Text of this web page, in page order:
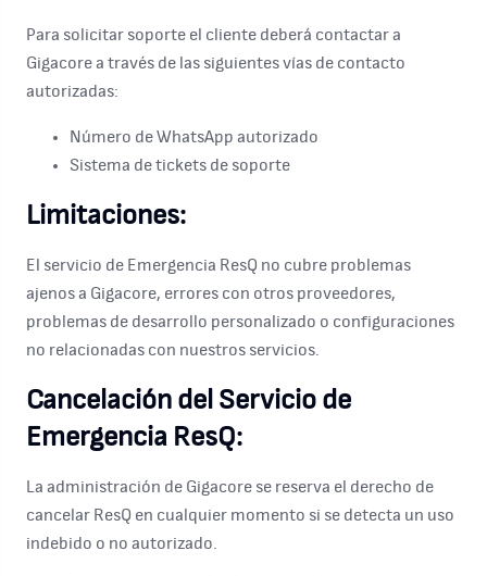
Para solicitar soporte el cliente deberá contactar a
Gigacore a través de las siguientes vías de contacto
autorizadas:
Número de WhatsApp autorizado
Sistema de tickets de soporte
Limitaciones:
El servicio de Emergencia ResQ no cubre problemas
ajenos a Gigacore, errores con otros proveedores,
problemas de desarrollo personalizado o configuraciones
no relacionadas con nuestros servicios.
Cancelación del Servicio de
Emergencia ResQ:
La administración de Gigacore se reserva el derecho de
cancelar ResQ en cualquier momento si se detecta un uso
indebido o no autorizado.